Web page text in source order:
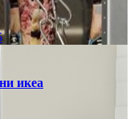
икеа